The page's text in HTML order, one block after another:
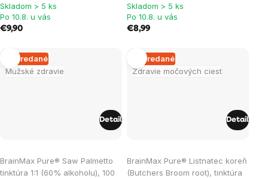
Skladom > 5 ks
Po 10.8. u vás
€9,90
Skladom > 5 ks
Po 10.8. u vás
€8,99
Mužské zdravie
Vypredané
BrainMax Pure® Saw Palmetto
tinktúra 1:1 (60% alkoholu), 100
Detail
Zdravie močových ciest
Vypredané
BrainMax Pure® Listnatec koreň
(Butchers Broom root), tinktúra
Detail